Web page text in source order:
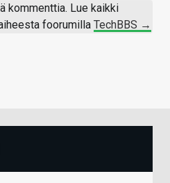
kommenttia. Lue kaikki
foorumilla TechBBS →